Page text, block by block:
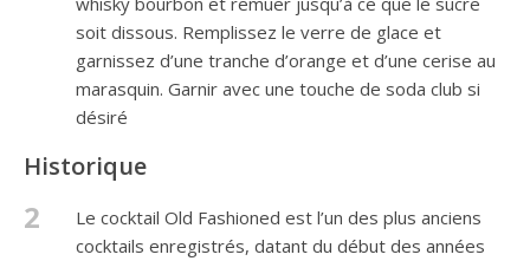
soit dissous. Remplissez le verre de glace et
garnissez d’une tranche d’orange et d’une cerise au
marasquin. Garnir avec une touche de soda club si
désiré
Historique
2
Le cocktail Old Fashioned est l’un des plus anciens
cocktails enregistrés, datant du début des années